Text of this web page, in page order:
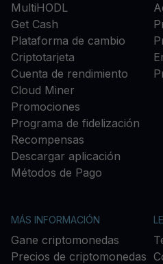
MultiHODL
Get Cash
Plataforma de cambio
Criptotarjeta
Cuenta de rendimiento
Cloud Miner
Promociones
Programa de fidelización
Recompensas
Descargar aplicación
Métodos de Pago
MÁS INFORMACIÓN
Gane criptomonedas
Precios de criptomonedas